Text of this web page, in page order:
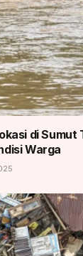
di Sumut
Warga